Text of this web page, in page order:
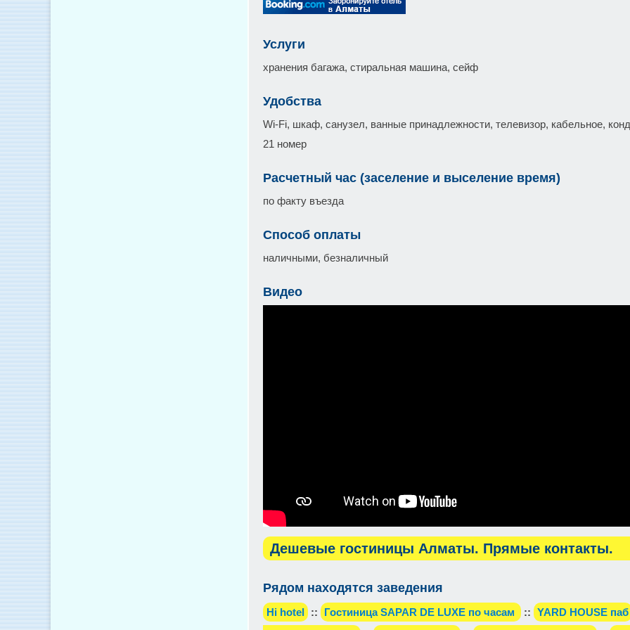
Услуги
хранения багажа, стиральная машина, сейф
Удобства
Wi-Fi, шкаф, санузел, ванные принадлежности, телевизор, кабельное,
21 номер
Расчетный час (заселение и выселение время)
по факту въезда
Способ оплаты
наличными, безналичный
Видео
Дешевые гостиницы Алматы. Прямые контакты.
Рядом находятся заведения
Hi hotel :: Гостиница SAPAR DE LUXE по часам :: YARD HOUSE паб